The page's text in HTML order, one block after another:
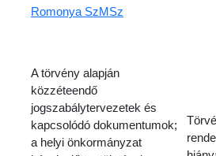
Romonya SzMSz
A törvény alapján
közzéteendő
jogszabálytervezetek és
kapcsolódó dokumentumok;
a helyi önkormányzat